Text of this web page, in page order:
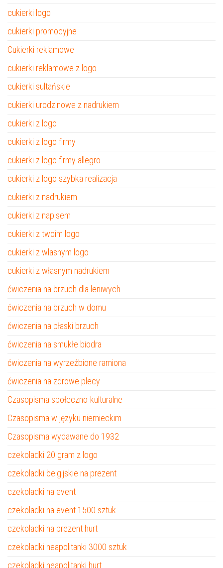
cukierki logo
cukierki promocyjne
Cukierki reklamowe
cukierki reklamowe z logo
cukierki sultańskie
cukierki urodzinowe z nadrukiem
cukierki z logo
cukierki z logo firmy
cukierki z logo firmy allegro
cukierki z logo szybka realizacja
cukierki z nadrukiem
cukierki z napisem
cukierki z twoim logo
cukierki z wlasnym logo
cukierki z własnym nadrukiem
ćwiczenia na brzuch dla leniwych
ćwiczenia na brzuch w domu
ćwiczenia na płaski brzuch
ćwiczenia na smukłe biodra
ćwiczenia na wyrzeźbione ramiona
ćwiczenia na zdrowe plecy
Czasopisma społeczno-kulturalne
Czasopisma w języku niemieckim
Czasopisma wydawane do 1932
czekoladki 20 gram z logo
czekoladki belgijskie na prezent
czekoladki na event
czekoladki na event 1500 sztuk
czekoladki na prezent hurt
czekoladki neapolitanki 3000 sztuk
czekoladki neapolitanki hurt